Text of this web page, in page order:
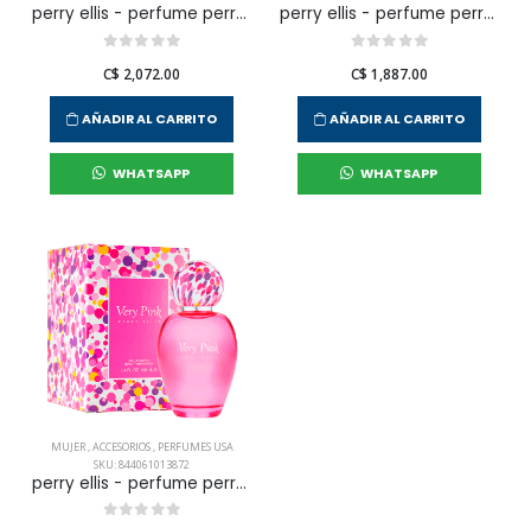
perry ellis - perfume perry ellis 18 edt 100 ml para hombre
C$ 2,072.00
AÑADIR AL CARRITO
WHATSAPP
perry ellis - perfume perry ellis aqua edt 100 ml para hombre
C$ 1,887.00
AÑADIR AL CARRITO
WHATSAPP
MUJER,ACCESORIOS, PERFUMES USA
SKU: 844061013872
perry ellis - perfume perry ellis very pink edp 100 ml para mujer